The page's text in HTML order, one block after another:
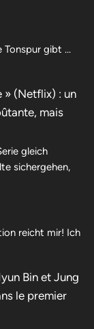
Tonspur gibt …
» (Netflix) : un
mais
gleich
sichergehen,
reicht mir! Ich
Bin et Jung
le premier